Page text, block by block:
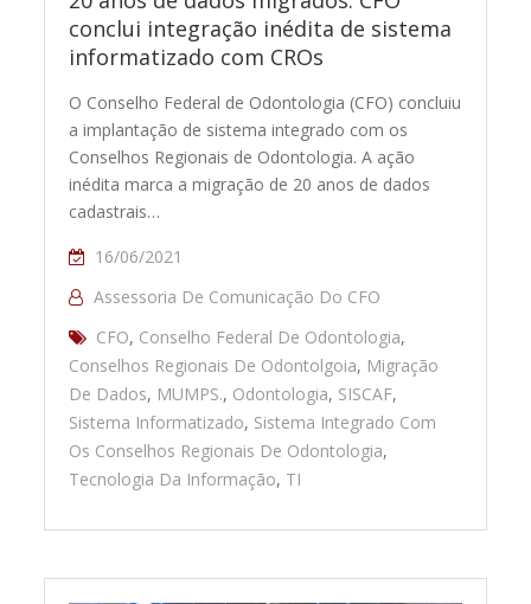
conclui integração inédita de sistema
informatizado com CROs
O Conselho Federal de Odontologia (CFO) concluiu
a implantação de sistema integrado com os
Conselhos Regionais de Odontologia. A ação
inédita marca a migração de 20 anos de dados
cadastrais…
16/06/2021
Assessoria De Comunicação Do CFO
CFO, Conselho Federal De Odontologia,
Conselhos Regionais De Odontolgoia, Migração
De Dados, MUMPS., Odontologia, SISCAF,
Sistema Informatizado, Sistema Integrado Com
Os Conselhos Regionais De Odontologia,
Tecnologia Da Informação, TI